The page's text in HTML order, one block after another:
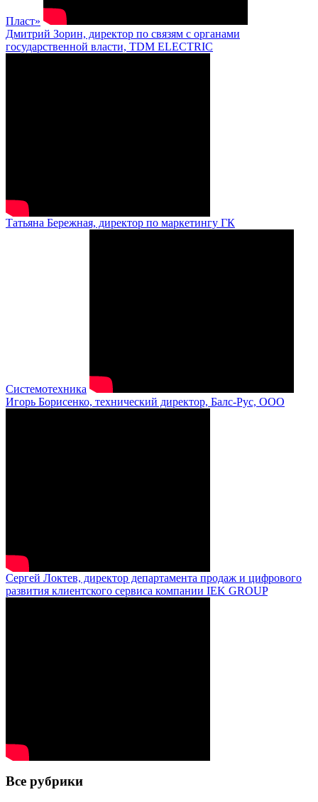
Пласт»
Дмитрий Зорин, директор по связям с органами
государственной власти, TDM ELECTRIC
Татьяна Бережная, директор по маркетингу ГК
Системотехника
Игорь Борисенко, технический директор, Балс-Рус, ООО
Сергей Локтев, директор департамента продаж и цифрового
развития клиентского сервиса компании IEK GROUP
Все рубрики